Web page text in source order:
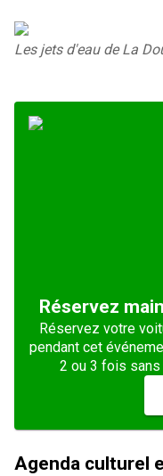
Les jets d'eau de La
Réservez
Réservez votre
pendant cet
2 ou 3 fois sans
Agenda culturel